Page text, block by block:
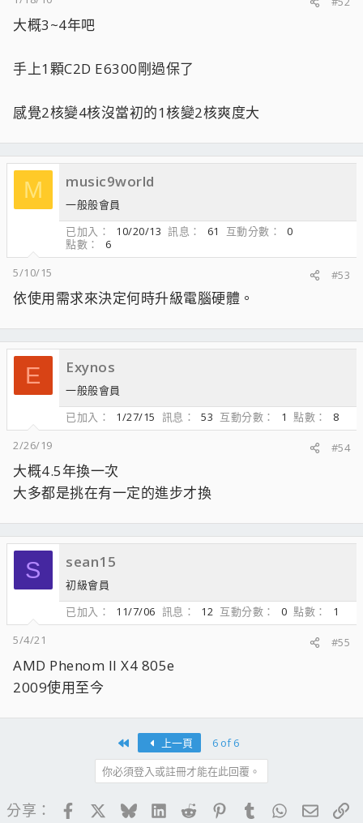
大概3~4年吧
手上1顆C2D E6300剛過保了
感覺2核變4核沒當初的1核變2核爽度大
M music9world
一般般會員
已加入
10/20/13 訊息 61 互動分數
0
點數
6
5/10/15
#53
依使用需求來決定何時升級電腦硬體。
E Exynos
一般般會員
已加入
1/27/15 訊息 53 互動分數 1 點數
8
2/26/19
#54
大概4.5年換一次
大多都是挑在有一定的進步才換
S sean15
初級會員
已加入
11/7/06 訊息 12 互動分數 0 點數
1
5/4/21
#55
AMD Phenom II X4 805e
2009使用至今
上一頁
6 of 6
你必須登入或註冊才能在此回覆。
分享： FacebookBlueskyLinkedIn
Reddit PinterestTumblrWhatsApp
電子